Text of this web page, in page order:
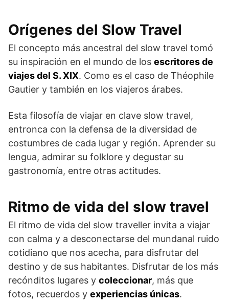
Orígenes del Slow Travel
El concepto más ancestral del slow travel tomó
su inspiración en el mundo de los escritores de
viajes del S. XIX. Como es el caso de Théophile
Gautier y también en los viajeros árabes.
Esta filosofía de viajar en clave slow travel,
entronca con la defensa de la diversidad de
costumbres de cada lugar y región. Aprender su
lengua, admirar su folklore y degustar su
gastronomía, entre otras actitudes.
Ritmo de vida del slow travel
El ritmo de vida del slow traveller invita a viajar
con calma y a desconectarse del mundanal ruido
cotidiano que nos acecha, para disfrutar del
destino y de sus habitantes. Disfrutar de los más
recónditos lugares y coleccionar, más que
fotos, recuerdos y experiencias únicas.